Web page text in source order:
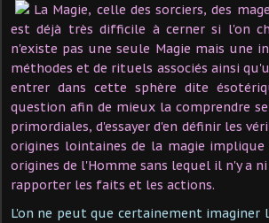
La Magie, celle des sorciers, des
est déjà très difficile à cerner si l'on
n'existe pas une seule Magie mais une
méthodes et de rituels associés ainsi
entrer dans cette sphère dite
question afin de mieux la comprendre
primordiales, d'essayer d'en définir les
origines lointaines de la magie
origines de l'Homme sans lequel il n'y a
rapporter les faits et les actions.
L'on ne peut que certainement